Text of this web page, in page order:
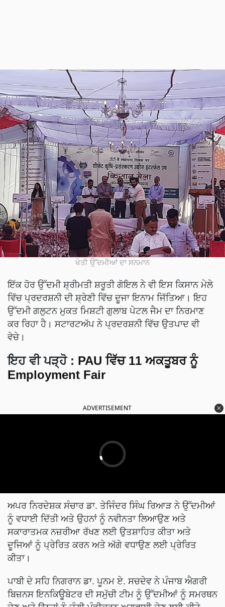
ਖੇਤੀ ਉੱਦਮੀਆਂ ਦਾ ਸਨਮਾਨ
ਇੱਕ ਹੋਰ ਉੱਦਮੀ ਸ਼੍ਰੀਮਤੀ ਸ਼ਰੂਤੀ ਗੋਇਲ ਨੇ ਵੀ ਇਸ ਕਿਸਾਨ ਮੇਲੇ
ਵਿੱਚ ਪ੍ਰਦਰਸ਼ਨੀ ਦੀ ਸ਼੍ਰੇਣੀ ਵਿੱਚ ਦੂਜਾ ਇਨਾਮ ਜਿੱਤਿਆ। ਇਹ
ਉੱਦਮੀ ਗਲੁਟਨ ਮੁਕਤ ਮਿਸ਼ਟੀ ਗੁਲਾਬ ਪੇਟਲ ਜੈਮ ਦਾ ਨਿਰਮਾਣ
ਕਰ ਰਿਹਾ ਹੈ। ਸਟਾਰਟਅੱਪ ਨੇ ਪ੍ਰਦਰਸ਼ਨੀ ਵਿੱਚ ਉਤਪਾਦ ਵੀ
ਵੇਚੇ।
ਇਹ ਵੀ ਪੜ੍ਹੋ : PAU ਵਿੱਚ 11 ਅਕਤੂਬਰ ਨੂੰ
Employment Fair
ਅਪਰ ਨਿਰਦੇਸ਼ਕ ਸੰਚਾਰ ਡਾ. ਤੇਜਿੰਦਰ ਸਿੰਘ ਰਿਆੜ ਨੇ ਉੱਦਮੀਆਂ
ਨੂੰ ਵਧਾਈ ਦਿੱਤੀ ਅਤੇ ਉਹਨਾਂ ਨੂੰ ਨਵੀਨਤਾ ਲਿਆਉਣ ਅਤੇ
ਸਕਾਰਾਤਮਕ ਨਜ਼ਰੀਆ ਰੱਖਣ ਲਈ ਉਤਸ਼ਾਹਿਤ ਕੀਤਾ ਅਤੇ
ਦੂਜਿਆਂ ਨੂੰ ਪ੍ਰੇਰਿਤ ਕਰਨ ਅਤੇ ਅੱਗੇ ਵਧਾਉਣ ਲਈ ਪ੍ਰੇਰਿਤ
ਕੀਤਾ।
ਬਿਜ਼ਨਸ ਇਨਕਿਊਬੇਟਰ ਦੀ ਸਮੁੱਚੀ ਟੀਮ ਨੂੰ ਉੱਦਮੀਆਂ ਨੂੰ ਸਮਰਥਨ
ਦੇਣ ਅਤੇ ਉਨ੍ਹਾਂ ਨੂੰ ਚੰਗੀ ਮੰਡੀਕਰਨ ਅਗਵਾਈ ਦੇਣ ਲਈ ਕੀਤੇ